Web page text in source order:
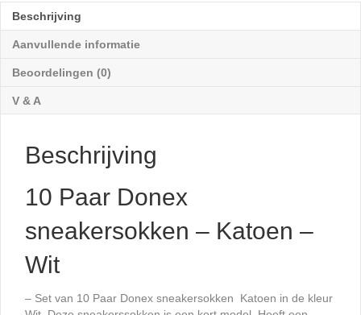
aantal
Beschrijving
Aanvullende informatie
Beoordelingen (0)
V & A
Beschrijving
10 Paar Donex
sneakersokken – Katoen –
Wit
– Set van 10 Paar Donex sneakersokken Katoen in de kleur